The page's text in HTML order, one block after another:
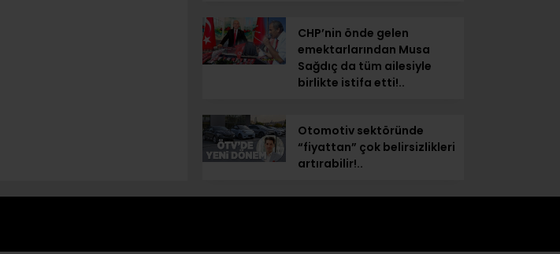
CHP’nin önde gelen
emektarlarından Musa
Sağdıç da tüm ailesiyle
birlikte istifa etti!..
Otomotiv sektöründe
“fiyattan” çok belirsizlikleri
artırabilir!..